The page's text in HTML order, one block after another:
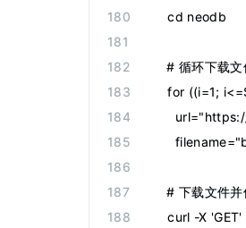
    cd neodb
# 循环下载
for ((i=1;
# 下载文件
curl -X 'GET'